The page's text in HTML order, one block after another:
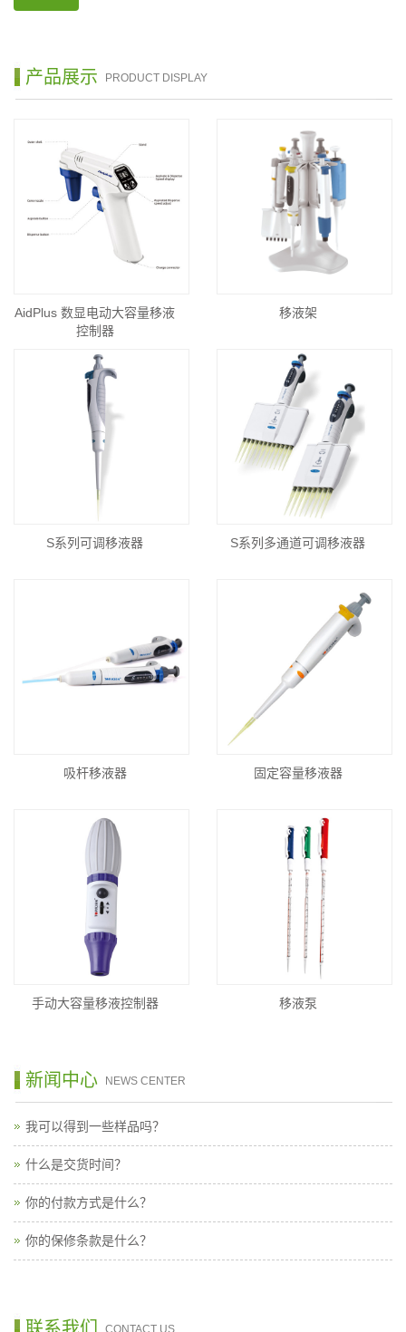
产品展示 PRODUCT DISPLAY
AidPlus 数显电动大容量移液
控制器
移液架
S系列可调移液器 S系列多通道可调移液器
吸杆移液器 固定容量移液器
手动大容量移液控制器 移液泵
新闻中心 NEWS CENTER
我可以得到一些样品吗？
什么是交货时间？
你的付款方式是什么？
你的保修条款是什么？
CONTACT US